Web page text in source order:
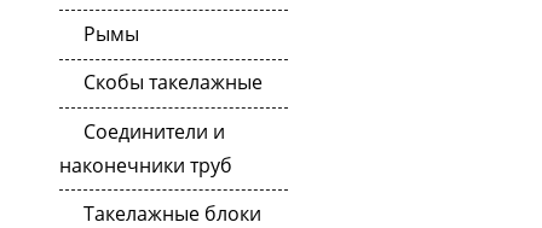
Рымы
Скобы такелажные
Соединители и
наконечники труб
Такелажные блоки